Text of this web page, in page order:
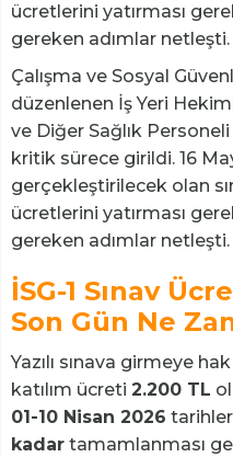
ücretlerini yatırması
gereken adımlar netleşti.
Çalışma ve Sosyal
düzenlenen İş Yeri
ve Diğer Sağlık Personeli
kritik sürece girildi. 16
gerçekleştirilecek olan
ücretlerini yatırması
gereken adımlar netleşti.
İSG-1 Sınav
Son Gün Ne
Yazılı sınava girmeye
katılım ücreti 2.200 TL
01-10 Nisan 2026
kadar tamamlanması